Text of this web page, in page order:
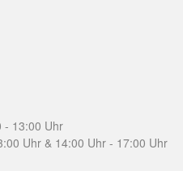
- 13:00 Uhr
Uhr & 14:00 Uhr - 17:00 Uhr